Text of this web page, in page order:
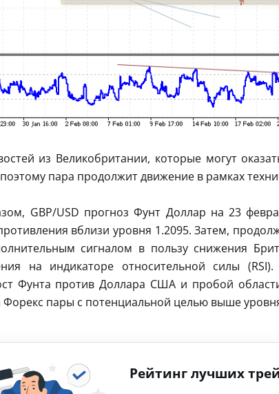
из Великобритании, которые могут
пара продолжит движение в рамках
GBP/USD прогноз Фунт Доллар на 23
вблизи уровня 1.2095. Затем,
сигналом в пользу снижения
на индикаторе относительной силы
Фунта против Доллара США и пробой
пары с потенциальной целью выше
Рейтинг лучших